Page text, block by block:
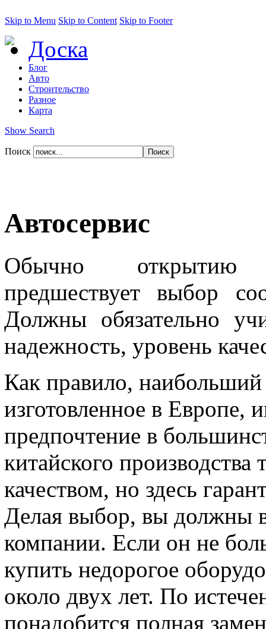
Skip to Menu Skip to Content Skip to Footer
Доска
Блог
Авто
Строительство
Разное
Карта
Show Search
Поиск
Автосервис
Обычно открытию
предшествует выбор
Должны обязательно
надежность, уровень
Как правило,
изготовленное в Европе,
предпочтение в
китайского
качеством, но здесь
Делая выбор, вы должны
компании. Если он не
купить недорогое
около двух лет. По
понадобится полная